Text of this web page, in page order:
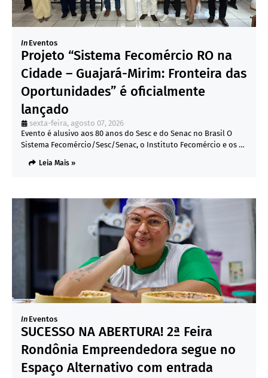
In Eventos
Projeto “Sistema Fecomércio RO na
Cidade – Guajará-Mirim: Fronteira das
Oportunidades” é oficialmente
lançado
sexta-feira, agosto 07, 2026
Evento é alusivo aos 80 anos do Sesc e do Senac no Brasil O
Sistema Fecomércio/Sesc/Senac, o Instituto Fecomércio e os …
Leia Mais »
In Eventos
SUCESSO NA ABERTURA! 2ª Feira
Rondônia Empreendedora segue no
Espaço Alternativo com entrada